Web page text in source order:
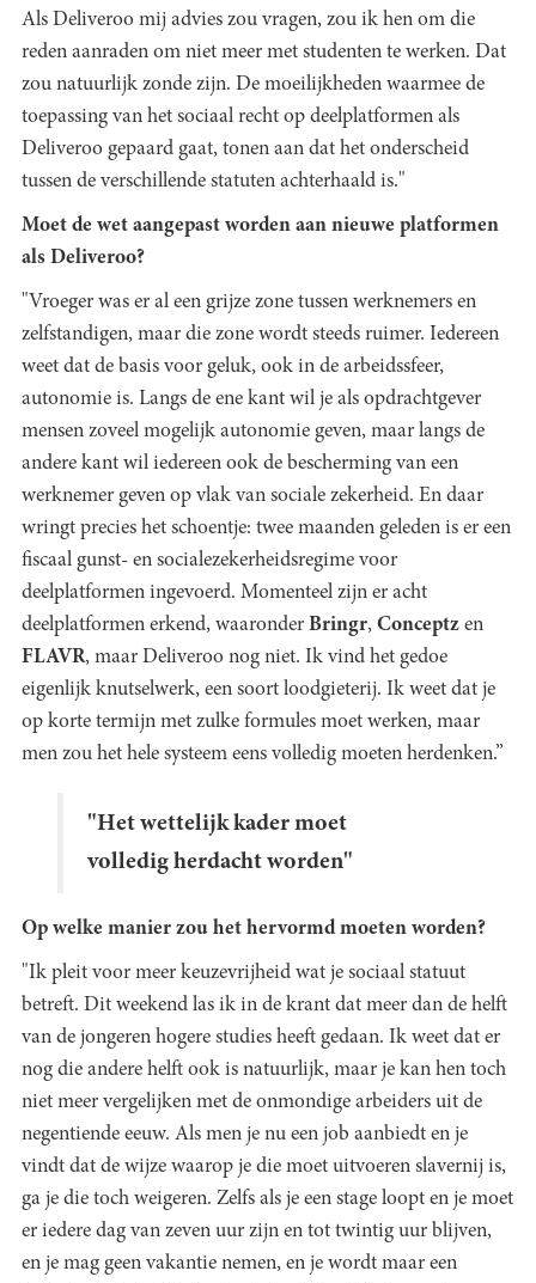
Als Deliveroo mij advies zou vragen, zou ik hen om die
reden aanraden om niet meer met studenten te werken. Dat
zou natuurlijk zonde zijn. De moeilijkheden waarmee de
toepassing van het sociaal recht op deelplatformen als
Deliveroo gepaard gaat, tonen aan dat het onderscheid
tussen de verschillende statuten achterhaald is."
Moet de wet aangepast worden aan nieuwe platformen
als Deliveroo?
"Vroeger was er al een grijze zone tussen werknemers en
zelfstandigen, maar die zone wordt steeds ruimer. Iedereen
weet dat de basis voor geluk, ook in de arbeidssfeer,
autonomie is. Langs de ene kant wil je als opdrachtgever
mensen zoveel mogelijk autonomie geven, maar langs de
andere kant wil iedereen ook de bescherming van een
werknemer geven op vlak van sociale zekerheid. En daar
wringt precies het schoentje: twee maanden geleden is er een
fiscaal gunst- en socialezekerheidsregime voor
deelplatformen ingevoerd. Momenteel zijn er acht
deelplatformen erkend, waaronder Bringr, Conceptz en
FLAVR, maar Deliveroo nog niet. Ik vind het gedoe
eigenlijk knutselwerk, een soort loodgieterij. Ik weet dat je
op korte termijn met zulke formules moet werken, maar
men zou het hele systeem eens volledig moeten herdenken.”
"Het wettelijk kader moet
volledig herdacht worden"
Op welke manier zou het hervormd moeten worden?
"Ik pleit voor meer keuzevrijheid wat je sociaal statuut
betreft. Dit weekend las ik in de krant dat meer dan de helft
van de jongeren hogere studies heeft gedaan. Ik weet dat er
nog die andere helft ook is natuurlijk, maar je kan hen toch
niet meer vergelijken met de onmondige arbeiders uit de
negentiende eeuw. Als men je nu een job aanbiedt en je
vindt dat de wijze waarop je die moet uitvoeren slavernij is,
ga je die toch weigeren. Zelfs als je een stage loopt en je moet
er iedere dag van zeven uur zijn en tot twintig uur blijven,
en je mag geen vakantie nemen, en je wordt maar een